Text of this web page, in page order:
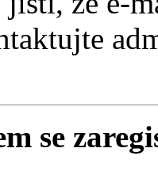
se